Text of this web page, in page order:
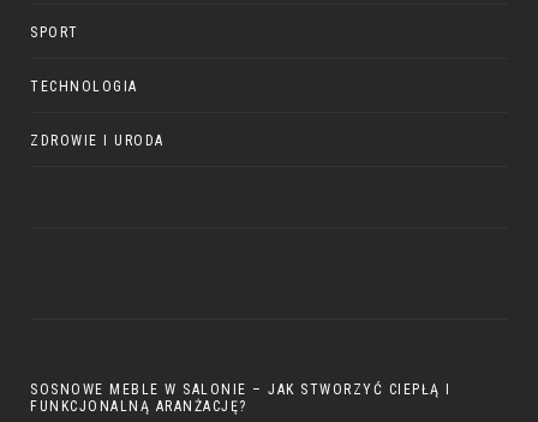
SPORT
TECHNOLOGIA
ZDROWIE I URODA
SOSNOWE MEBLE W SALONIE – JAK STWORZYĆ CIEPŁĄ I
FUNKCJONALNĄ ARANŻACJĘ?